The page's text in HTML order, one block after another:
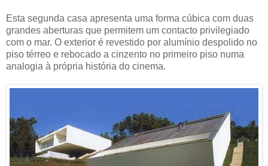
Esta segunda casa apresenta uma forma cúbica com duas
grandes aberturas que permitem um contacto privilegiado
com o mar. O exterior é revestido por alumínio despolido no
piso térreo e rebocado a cinzento no primeiro piso numa
analogia à própria história do cinema.